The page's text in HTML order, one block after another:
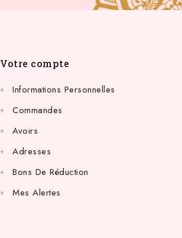
Votre compte
Informations Personnelles
Commandes
Avoirs
Adresses
Bons De Réduction
Mes Alertes